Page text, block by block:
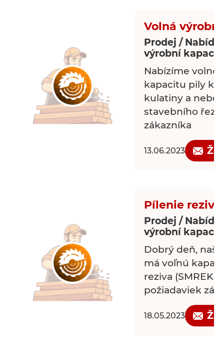
Volná
Prodej /
výrobní
Nabízíme
kapacitu pily ke
kulatiny a nebo
stavebního
zákazníka
13.06.2023
Pílenie reziva
Prodej /
výrobní
Dobrý deň,
má voľnú
reziva (SMREK),
požiadaviek
18.05.2023